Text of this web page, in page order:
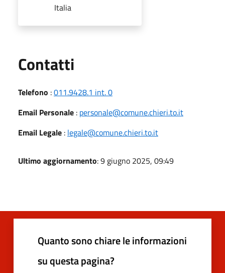
Italia
Contatti
Telefono :011.9428.1 int. 0
Email Personale : personale@comune.chieri.to.it
Email Legale : legale@comune.chieri.to.it
Ultimo aggiornamento: 9 giugno 2025, 09:49
Quanto sono chiare le informazioni
su questa pagina?